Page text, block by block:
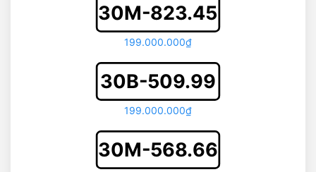
30M-823.45
199.000.000₫
30B-509.99
199.000.000₫
30M-568.66